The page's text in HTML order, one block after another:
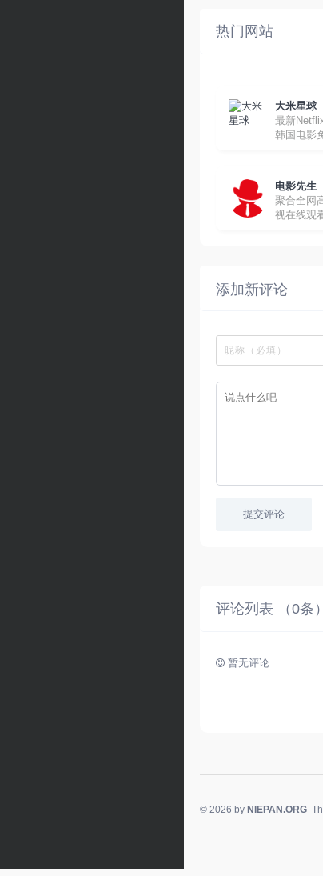
热门网站
大米星球
最新
韩国电影
电影先生
聚合全网
视在线观
添加新评论
提交评论
评论列表 （0条）
暂无评论
© 2026 by NIEPAN.ORG